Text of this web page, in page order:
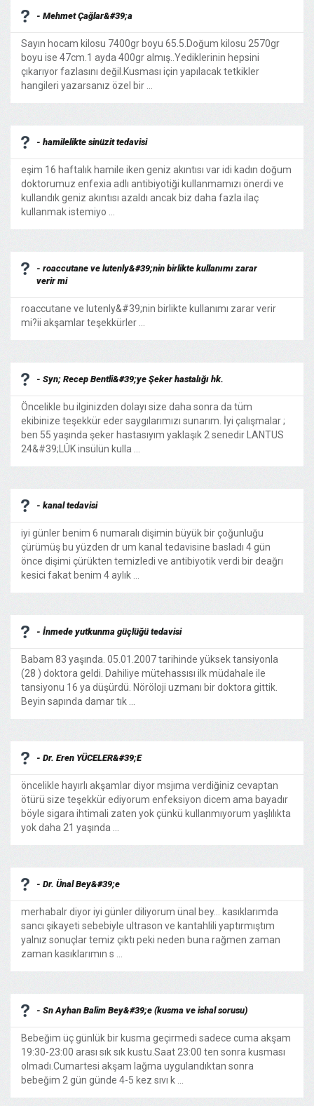
- Mehmet Çağlar&#39;a
Sayın hocam kilosu 7400gr boyu 65.5.Doğum kilosu 2570gr
boyu ise 47cm.1 ayda 400gr almış..Yediklerinin hepsini
çıkarıyor fazlasını değil.Kusması için yapılacak tetkikler
hangileri yazarsanız özel bir ...
- hamilelikte sinüzit tedavisi
eşim 16 haftalık hamile iken geniz akıntısı var idi kadın doğum
doktorumuz enfexia adlı antibiyotiği kullanmamızı önerdi ve
kullandık geniz akıntısı azaldı ancak biz daha fazla ilaç
kullanmak istemiyo ...
- roaccutane ve lutenly&#39;nin birlikte kullanımı zarar
verir mi
roaccutane ve lutenly&#39;nin birlikte kullanımı zarar verir
mi?ii akşamlar teşekkürler ...
- Syn; Recep Bentli&#39;ye Şeker hastalığı hk.
Öncelikle bu ilginizden dolayı size daha sonra da tüm
ekibinize teşekkür eder saygılarımızı sunarım. İyi çalışmalar ;
ben 55 yaşında şeker hastasıyım yaklaşık 2 senedir LANTUS
24&#39;LÜK insülün kulla ...
- kanal tedavisi
iyi günler benim 6 numaralı dişimin büyük bir çoğunluğu
çürümüş bu yüzden dr um kanal tedavisine basladı 4 gün
önce dişimi çürükten temizledi ve antibiyotik verdi bir deağrı
kesici fakat benim 4 aylık ...
- İnmede yutkunma güçlüğü tedavisi
Babam 83 yaşında. 05.01.2007 tarihinde yüksek tansiyonla
(28 ) doktora geldi. Dahiliye mütehassısı ilk müdahale ile
tansiyonu 16 ya düşürdü. Nöröloji uzmanı bir doktora gittik.
Beyin sapında damar tık ...
- Dr. Eren YÜCELER&#39;E
öncelikle hayırlı akşamlar diyor msjıma verdiğiniz cevaptan
ötürü size teşekkür ediyorum enfeksiyon dicem ama bayadır
böyle sigara ihtimali zaten yok çünkü kullanmıyorum yaşlılıkta
yok daha 21 yaşında ...
- Dr. Ünal Bey&#39;e
merhabalr diyor iyi günler diliyorum ünal bey... kasıklarımda
sancı şikayeti sebebiyle ultrason ve kantahlili yaptırmıştım
yalnız sonuçlar temiz çıktı peki neden buna rağmen zaman
zaman kasıklarımın s ...
- Sn Ayhan Balim Bey&#39;e (kusma ve ishal sorusu)
Bebeğim üç günlük bir kusma geçirmedi sadece cuma akşam
19:30-23:00 arası sık sık kustu.Saat 23:00 ten sonra kusması
olmadı.Cumartesi akşam lağma uygulandıktan sonra
bebeğim 2 gün günde 4-5 kez sıvı k ...